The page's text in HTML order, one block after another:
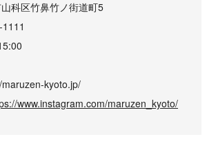
科区竹鼻竹ノ街道町5
kyoto.jp/
www.instagram.com/maruzen_kyoto/